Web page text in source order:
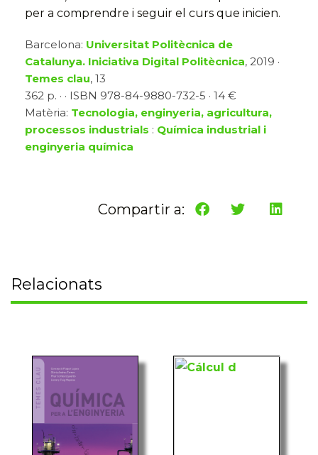
per a comprendre i seguir el curs que inicien.
Barcelona: Universitat Politècnica de
Catalunya. Iniciativa Digital Politècnica, 2019 ·
Temes clau, 13
362 p. · · ISBN 978-84-9880-732-5 · 14 €
Matèria: Tecnologia, enginyeria, agricultura,
processos industrials : Química industrial i
enginyeria química
Compartir a:
Relacionats